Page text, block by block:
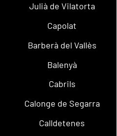
Julià de Vilatorta
Capolat
Barberà del Vallès
Balenyà
Cabrils
Calonge de Segarra
Calldetenes